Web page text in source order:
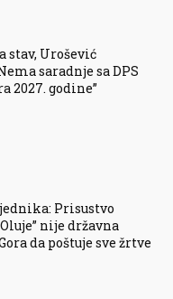
stav, Urošević
saradnje sa DPS
2027. godine”
Prisustvo
nije državna
da poštuje sve žrtve